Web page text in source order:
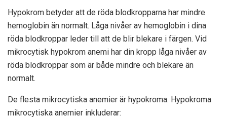
Hypokrom betyder att de röda blodkropparna har mindre
hemoglobin än normalt. Låga nivåer av hemoglobin i dina
röda blodkroppar leder till att de blir blekare i färgen. Vid
mikrocytisk hypokrom anemi har din kropp låga nivåer av
röda blodkroppar som är både mindre och blekare än
normalt.
De flesta mikrocytiska anemier är hypokroma. Hypokroma
mikrocytiska anemier inkluderar: